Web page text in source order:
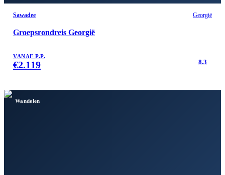
Sawadee Georgië
Groepsrondreis Georgië
VANAF P.P.
€2.119 8.3
Wandelen